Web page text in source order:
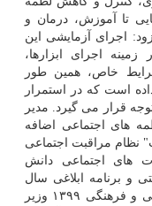
تا آموزش، درمان و
اجرای آزمایشی این
اجرای ابزارها،
خاص، همین طور
است که در استمرار
۱۴۰۰-۱۳۹۹، مورد توجه قرار می گیرد. مدیر
های اجتماعی اضافه
نظام مراقبت اجتماعی
های اجتماعی دانش
و برنامه ابلاغی سال